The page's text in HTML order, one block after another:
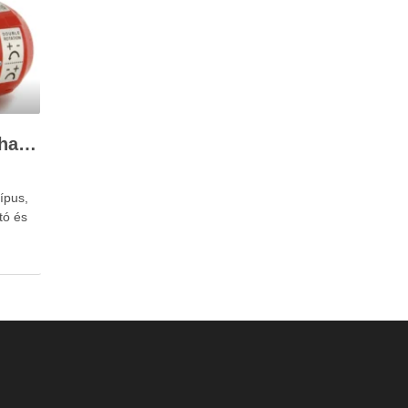
A 12V-os szivattyú felhasználása
és